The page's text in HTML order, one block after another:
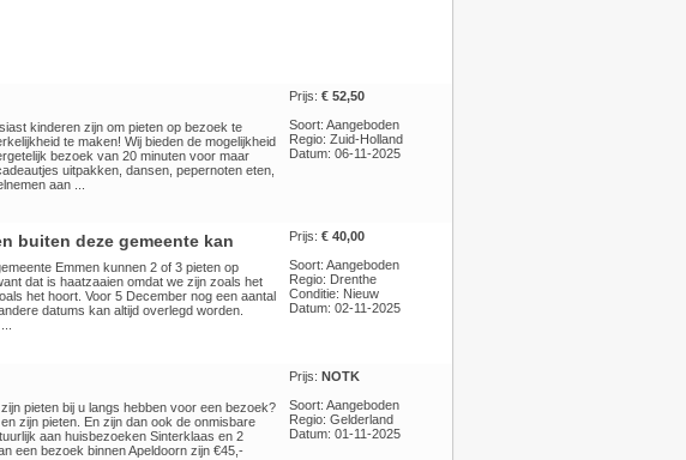
kinderen zijn om pieten op bezoek te
te maken! Wij bieden de mogelijkheid
bezoek van 20 minuten voor maar
uitpakken, dansen, pepernoten eten,
aan ...
Prijs: € 52,50
Soort: Aangeboden
Regio: Zuid-Holland
Datum: 06-11-2025
buiten deze gemeente kan
Emmen kunnen 2 of 3 pieten op
dat is haatzaaien omdat we zijn zoals het
het hoort. Voor 5 December nog een aantal
datums kan altijd overlegd worden.
Prijs: € 40,00
Soort: Aangeboden
Regio: Drenthe
Conditie: Nieuw
Datum: 02-11-2025
pieten bij u langs hebben voor een bezoek?
zijn pieten. En zijn dan ook de onmisbare
aan huisbezoeken Sinterklaas en 2
een bezoek binnen Apeldoorn zijn €45,-
Prijs: NOTK
Soort: Aangeboden
Regio: Gelderland
Datum: 01-11-2025